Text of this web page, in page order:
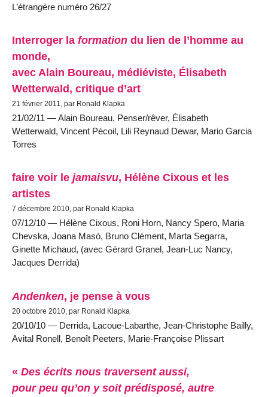
L’étrangère numéro 26/27
Interroger la formation du lien de l’homme au
monde,
avec Alain Boureau, médiéviste, Élisabeth
Wetterwald, critique d’art
21 février 2011, par Ronald Klapka
21/02/11 — Alain Boureau, Penser/rêver, Élisabeth
Wetterwald, Vincent Pécoil, Lili Reynaud Dewar, Mario Garcia
Torres
faire voir le jamaisvu, Hélène Cixous et les
artistes
7 décembre 2010, par Ronald Klapka
07/12/10 — Hélène Cixous, Roni Horn, Nancy Spero, Maria
Chevska, Joana Masó, Bruno Clément, Marta Segarra,
Ginette Michaud, (avec Gérard Granel, Jean-Luc Nancy,
Jacques Derrida)
Andenken, je pense à vous
20 octobre 2010, par Ronald Klapka
20/10/10 — Derrida, Lacoue-Labarthe, Jean-Christophe Bailly,
Avital Ronell, Benoît Peeters, Marie-Françoise Plissart
« Des écrits nous traversent aussi,
pour peu qu’on y soit prédisposé, autre